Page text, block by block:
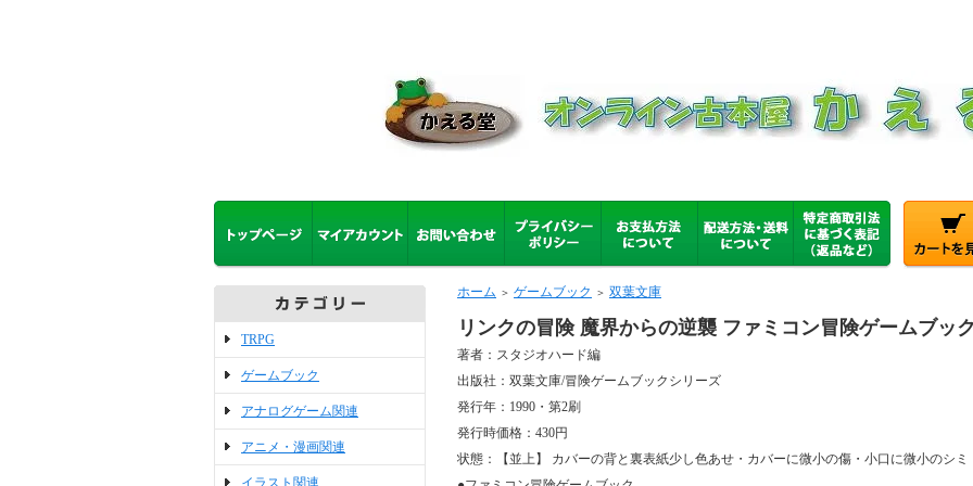
TRPG
ゲームブック
アナログゲーム関連
アニメ・漫画関連
イラスト関連
ホーム ＞ ゲームブック ＞ 双葉文庫
リンクの冒険 魔界からの逆襲 ファミコン冒険ゲームブッ
著者：スタジオハード編
出版社：双葉文庫/冒険ゲームブックシリーズ
発行年：1990・第2刷
発行時価格：430円
状態：【並上】 カバーの背と裏表紙少し色あせ・カバーに微小の傷・小口に微小のシミ